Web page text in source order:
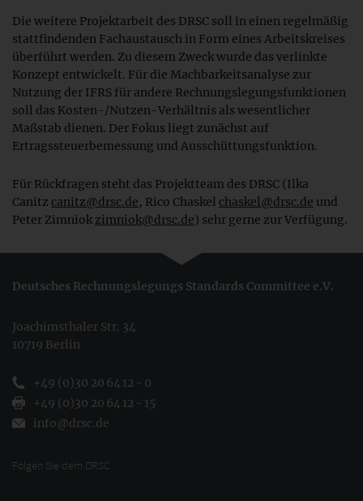
Die weitere Projektarbeit des DRSC soll in einen regelmäßig
stattfindenden Fachaustausch in Form eines Arbeitskreises
überführt werden. Zu diesem Zweck wurde das verlinkte
Konzept entwickelt. Für die Machbarkeitsanalyse zur
Nutzung der IFRS für andere Rechnungslegungsfunktionen
soll das Kosten-/Nutzen-Verhältnis als wesentlicher
Maßstab dienen. Der Fokus liegt zunächst auf
Ertragssteuerbemessung und Ausschüttungsfunktion.
Für Rückfragen steht das Projektteam des DRSC (Ilka
Canitz canitz@drsc.de, Rico Chaskel chaskel@drsc.de und
Peter Zimniokzimniok@drsc.de) sehr gerne zur Verfügung.
Deutsches Rechnungslegungs Standards Committee e.V.
Joachimsthaler Str. 34
10719 Berlin
+49 (0)30 20 64 12 - 0
+49 (0)30 20 64 12 - 15
info@drsc.de
Folgen Sie dem DRSC